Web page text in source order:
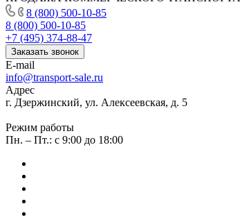
8 (800) 500-10-85
8 (800) 500-10-85
+7 (495) 374-88-47
Заказать звонок
E-mail
info@transport-sale.ru
Адрес
г. Дзержинский, ул. Алексеевская, д. 5
Режим работы
Пн. – Пт.: с 9:00 до 18:00